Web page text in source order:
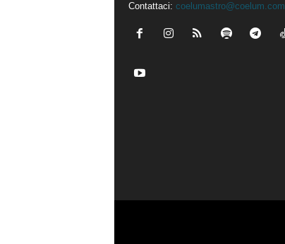
Contattaci: coelumastro@coelum.com